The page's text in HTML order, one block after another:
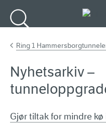
Ring 1
Nyhetsarkiv –
Gjør tiltak for mindre